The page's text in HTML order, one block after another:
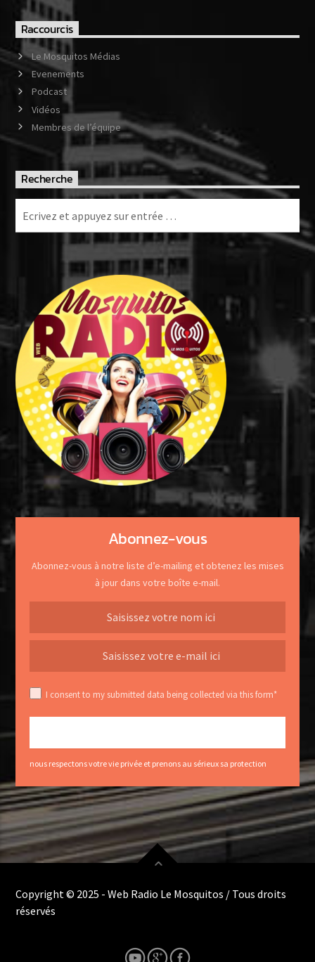
Raccourcis
Le Mosquitos Médias
Evenements
Podcast
Vidéos
Membres de l’équipe
Recherche
Abonnez-vous
Abonnez-vous à notre liste d’e-mailing et obtenez les mises
à jour dans votre boîte e-mail.
I consent to my submitted data being collected via this form*
nous respectons votre vie privée et prenons au sérieux sa protection
Copyright © 2025 - Web Radio Le Mosquitos / Tous droits
réservés